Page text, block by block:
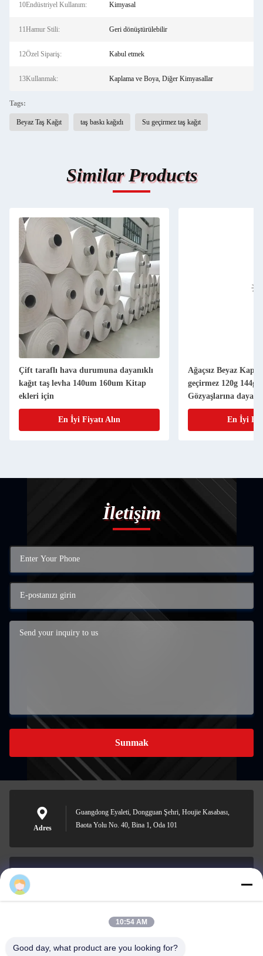
10Endüstriyel Kullanım: Kimyasal
11Hamur Stili: Geri dönüştürülebilir
12Özel Sipariş: Kabul etmek
13Kullanmak: Kaplama ve Boya, Diğer Kimyasallar
Tags:
Beyaz Taş Kağıt taş baskı kağıdı Su geçirmez taş kağıt
Similar Products
Çift taraflı hava durumuna dayanıklı
kağıt taş levha 140um 160um Kitap
ekleri için
En İyi Fiyatı Alın
Ağaçsız Beyaz Kaplı
geçirmez 120g 144g
Gözyaşlarına
En İyi
İletişim
Sunmak
Adres
Guangdong Eyaleti, Dongguan Şehri, Houjie Kasabası,
Baota Yolu No. 40, Bina 1, Oda 101
0086-15322891631
10:54 AM
Good day, what product are you looking for?